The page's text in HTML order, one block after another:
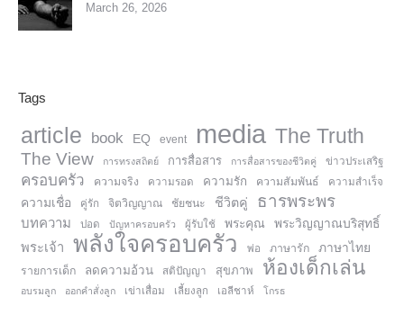
March 26, 2026
Tags
article book EQ event media The Truth
The View การทรงสถิตย์ การสื่อสาร การสื่อสารของชีวิตคู่ ข่าวประเสริฐ
ครอบครัว ความจริง ความรอด ความรัก ความสัมพันธ์ ความสำเร็จ
ความเชื่อ คู่รัก จิตวิญญาณ ชัยชนะ ชีวิตคู่ ธารพระพร
บทความ ปอด ปัญหาครอบครัว ผู้รับใช้ พระคุณ
พระวิญญาณบริสุทธิ์
พระเจ้า
พลังใจครอบครัว พ่อ ภาษารัก ภาษาไทย
รายการเด็ก ลดความอ้วน สติปัญญา สุขภาพ ห้องเด็กเล่น
อบรมลูก ออกคำสั่งลูก เข่าเสื่อม เลี้ยงลูก เอลีชาห์ โกรธ